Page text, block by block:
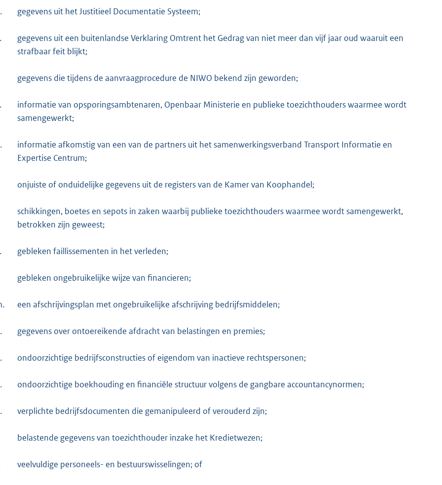
gegevens uit het Justitieel Documentatie Systeem;
gegevens uit een buitenlandse Verklaring Omtrent het Gedrag van niet meer dan vijf jaar oud waaruit een
strafbaar feit blijkt;
gegevens die tijdens de aanvraagprocedure de NIWO bekend zijn geworden;
informatie van opsporingsambtenaren, Openbaar Ministerie en publieke toezichthouders waarmee wordt
samengewerkt;
informatie afkomstig van een van de partners uit het samenwerkingsverband Transport Informatie en
Expertise Centrum;
onjuiste of onduidelijke gegevens uit de registers van de Kamer van Koophandel;
schikkingen, boetes en sepots in zaken waarbij publieke toezichthouders waarmee wordt samengewerkt,
betrokken zijn geweest;
gebleken faillissementen in het verleden;
gebleken ongebruikelijke wijze van financieren;
een afschrijvingsplan met ongebruikelijke afschrijving bedrijfsmiddelen;
gegevens over ontoereikende afdracht van belastingen en premies;
ondoorzichtige bedrijfsconstructies of eigendom van inactieve rechtspersonen;
ondoorzichtige boekhouding en financiële structuur volgens de gangbare accountancynormen;
verplichte bedrijfsdocumenten die gemanipuleerd of verouderd zijn;
belastende gegevens van toezichthouder inzake het Kredietwezen;
veelvuldige personeels- en bestuurswisselingen; of